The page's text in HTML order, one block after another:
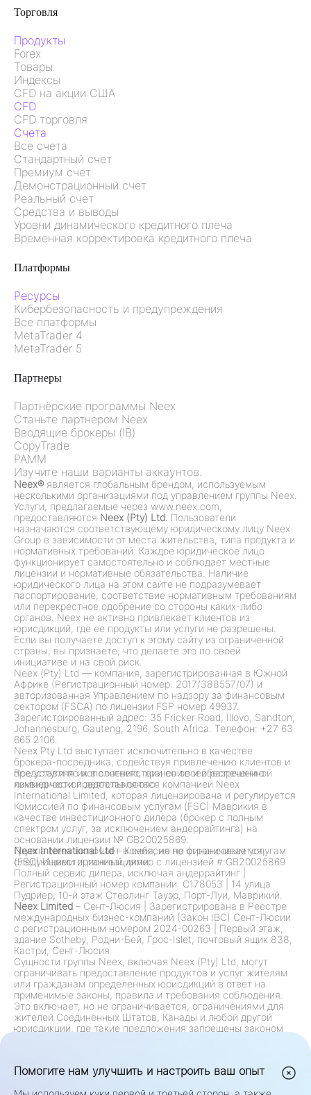
Торговля
Продукты
Forex
Товары
Индексы
CFD на акции США
CFD
CFD торговля
Счета
Все счета
Стандартный счет
Премиум счет
Демонстрационный счет
Реальный счет
Средства и выводы
Уровни динамического кредитного плеча
Временная корректировка кредитного плеча
Платформы
Ресурсы
Кибербезопасность и предупреждения
Все платформы
MetaTrader 4
MetaTrader 5
Партнеры
Партнёрские программы Neex
Станьте партнером Neex
Вводящие брокеры (IB)
CopyTrade
PAMM
Изучите наши варианты аккаунтов.
Neex®является глобальным брендом, используемым
несколькими организациями под управлением группы Neex.
Услуги, предлагаемые через www.neex.com,
предоставляются Neex (Pty) Ltd. Пользователи
назначаются соответствующему юридическому лицу Neex
Group в зависимости от места жительства, типа продукта и
нормативных требований. Каждое юридическое лицо
функционирует самостоятельно и соблюдает местные
лицензии и нормативные обязательства. Наличие
юридического лица на этом сайте не подразумевает
паспортирование, соответствие нормативным требованиям
или перекрестное одобрение со стороны каких-либо
органов. Neex не активно привлекает клиентов из
юрисдикций, где ее продукты или услуги не разрешены.
Если вы получаете доступ к этому сайту из ограниченной
страны, вы признаете, что делаете это по своей
инициативе и на свой риск.
Neex (Pty) Ltd — компания, зарегистрированная в Южной
Африке (Регистрационный номер: 2017/388557/07) и
авторизованная Управлением по надзору за финансовым
сектором (FSCA) по лицензии FSP номер 49937.
Зарегистрированный адрес: 35 Fricker Road, Illovo, Sandton,
Johannesburg, Gauteng, 2196, South Africa. Телефон: +27 63
665 2106.
Neex Pty Ltd выступает исключительно в качестве
брокера-посредника, содействуя привлечению клиентов и
представляя их в соответствии со своей разрешенной
коммерческой деятельностью.
Все услуги по исполнению, хранению и обеспечению
ликвидности предоставляются компанией Neex
International Limited, которая лицензирована и регулируется
Комиссией по финансовым услугам (FSC) Маврикия в
качестве инвестиционного дилера (брокер с полным
спектром услуг, за исключением андеррайтинга) на
основании лицензии № GB20025869.
Группа Neex включает в себя, но не ограничивается,
следующими организациями:
Neex International Ltd– Комиссия по финансовым услугам
(FSC) Инвестиционный дилер с лицензией #:GB20025869
Полный сервис дилера, исключая андеррайтинг
Регистрационный номер компании: C178053
14 улица
Пудриер, 10-й этаж Стерлинг Тауэр, Порт-Луи, Маврикий.
Neex Limited – Сент-Люсия
Зарегистрирована в Реестре
международных бизнес-компаний (Закон IBC) Сент-Люсии
с регистрационным номером 2024-00263
Первый этаж,
здание Sotheby, Родни-Бей, Грос-Islet, почтовый ящик 838,
Кастри, Сент-Люсия
Сущности группы Neex, включая Neex (Pty) Ltd, могут
ограничивать предоставление продуктов и услуг жителям
или гражданам определенных юрисдикций в ответ на
применимые законы, правила и требования соблюдения.
Это включает, но не ограничивается, ограничениями для
жителей Соединенных Штатов, Канады и любой другой
юрисдикции, где такие предложения запрещены законом
Предупреждение о риске:Контракты на разницу (CFD) и
Помогите нам улучшить и настроить ваш опыт